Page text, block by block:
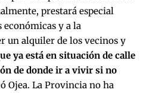
prestará especial
económicas y a la
un alquiler de los vecinos y
ya está en situación de calle
de donde ir a vivir si no
Ojea. La Provincia no ha